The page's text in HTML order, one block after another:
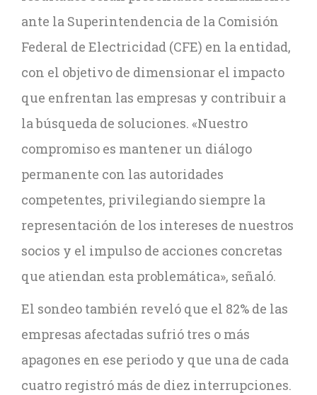
ante la Superintendencia de la Comisión
Federal de Electricidad (CFE) en la entidad,
con el objetivo de dimensionar el impacto
que enfrentan las empresas y contribuir a
la búsqueda de soluciones. «Nuestro
compromiso es mantener un diálogo
permanente con las autoridades
competentes, privilegiando siempre la
representación de los intereses de nuestros
socios y el impulso de acciones concretas
que atiendan esta problemática», señaló.
El sondeo también reveló que el 82% de las
empresas afectadas sufrió tres o más
apagones en ese periodo y que una de cada
cuatro registró más de diez interrupciones.